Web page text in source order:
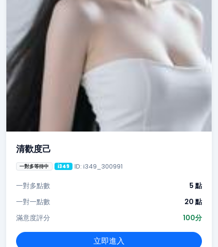
清歡度己
一對多等待中 i349 ID: i349_300991
一對多點數
5 點
一對一點數
20 點
滿意度評分
100分
立即進入